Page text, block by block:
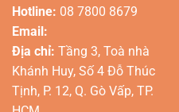
Hotline: 08 7800 8679
Email:
Địa chỉ: Tầng 3, Toà nhà
Khánh Huy, Số 4 Đỗ Thúc
Tịnh, P. 12, Q. Gò Vấp, TP.